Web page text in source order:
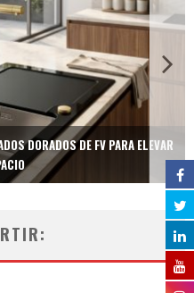
DORADOS DE FV PARA ELEVAR